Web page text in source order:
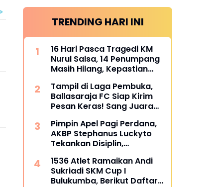
TRENDING HARI INI
16 Hari Pasca Tragedi KM
Nurul Salsa, 14 Penumpang
Masih Hilang, Kepastian
dipertanyakan
Tampil di Laga Pembuka,
Ballasaraja FC Siap Kirim
Pesan Keras! Sang Juara
Sempurna di Piala
Kemerdekaan Bulukumpa
2026
Pimpin Apel Pagi Perdana,
AKBP Stephanus Luckyto
Tekankan Disiplin,
terhadap Organisasi
1536 Atlet Ramaikan Andi
Sukriadi SKM Cup I
Bulukumba, Berikut Daftar